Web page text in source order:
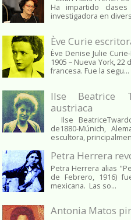
Ha impartido
investigadora en
Ève Curie
Ève Denise Julie
1905 – Nueva York,
francesa. Fue la segu...
Ilse Beatrice
austriaca
Ilse
de1880-Múnich,
escultora,
Petra Herrera
Petra Herrera alias
de Febrero, 1916)
mexicana. Las so...
Antonia Matos